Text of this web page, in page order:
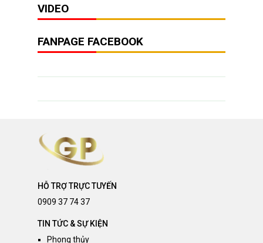
VIDEO
FANPAGE FACEBOOK
HỖ TRỢ TRỰC TUYẾN
0909 37 74 37
TIN TỨC & SỰ KIỆN
Phong thủy